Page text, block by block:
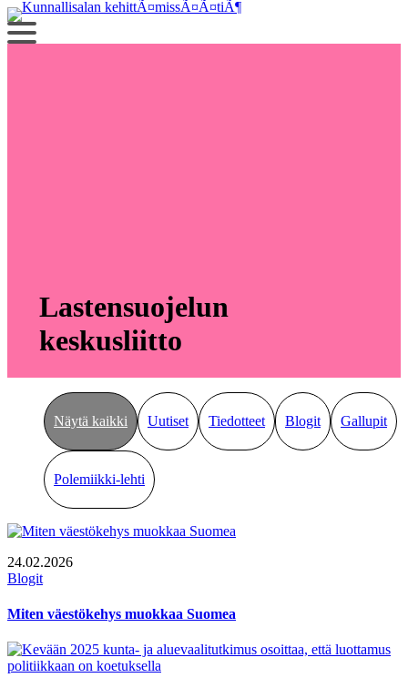
Siirry
sisältöön
Lastensuojelun
keskusliitto
Näytä kaikki Uutiset Tiedotteet Blogit Gallupit
Polemiikki-lehti
24.02.2026
Blogit
Miten väestökehys muokkaa Suomea